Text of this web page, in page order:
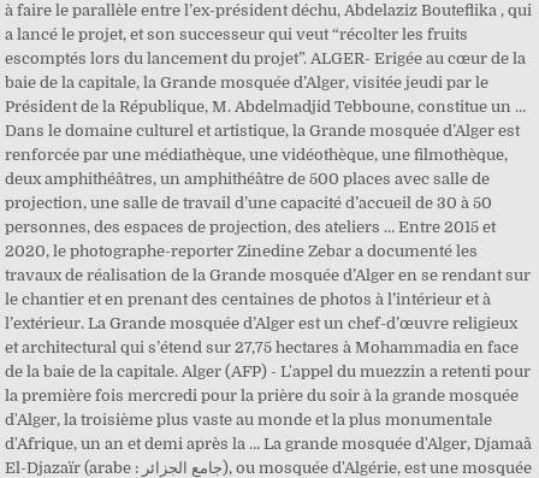
à faire le parallèle entre l’ex-président déchu, Abdelaziz Bouteflika , qui
a lancé le projet, et son successeur qui veut “récolter les fruits
escomptés lors du lancement du projet”. ALGER- Erigée au cœur de la
baie de la capitale, la Grande mosquée d’Alger, visitée jeudi par le
Président de la République, M. Abdelmadjid Tebboune, constitue un …
Dans le domaine culturel et artistique, la Grande mosquée d’Alger est
renforcée par une médiathèque, une vidéothèque, une filmothèque,
deux amphithéâtres, un amphithéâtre de 500 places avec salle de
projection, une salle de travail d’une capacité d’accueil de 30 à 50
personnes, des espaces de projection, des ateliers … Entre 2015 et
2020, le photographe-reporter Zinedine Zebar a documenté les
travaux de réalisation de la Grande mosquée d’Alger en se rendant sur
le chantier et en prenant des centaines de photos à l’intérieur et à
l’extérieur. La Grande mosquée d’Alger est un chef-d’œuvre religieux
et architectural qui s’étend sur 27,75 hectares à Mohammadia en face
de la baie de la capitale. Alger (AFP) - L'appel du muezzin a retenti pour
la première fois mercredi pour la prière du soir à la grande mosquée
d'Alger, la troisième plus vaste au monde et la plus monumentale
d'Afrique, un an et demi après la … La grande mosquée d'Alger, Djamaâ
El-Djazaïr (arabe : جامع الجزائر), ou mosquée d'Algérie, est une mosquée